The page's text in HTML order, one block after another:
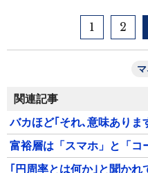
1 2
関連記事
バカほど｢それ､意味ありま
富裕層は「スマホ」と「コ
｢円周率とは何か｣と聞かれ